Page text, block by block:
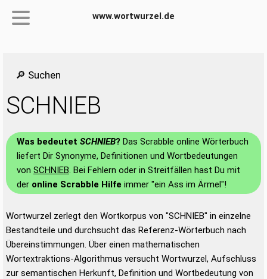
www.wortwurzel.de
🔎 Suchen
SCHNIEB
Was bedeutet SCHNIEB? Das Scrabble online Wörterbuch
liefert Dir Synonyme, Definitionen und Wortbedeutungen
von SCHNIEB. Bei Fehlern oder in Streitfällen hast Du mit
der online Scrabble Hilfe immer "ein Ass im Ärmel"!
Wortwurzel zerlegt den Wortkorpus von "SCHNIEB" in einzelne
Bestandteile und durchsucht das Referenz-Wörterbuch nach
Übereinstimmungen. Über einen mathematischen
Wortextraktions-Algorithmus versucht Wortwurzel, Aufschluss
zur semantischen Herkunft, Definition und Wortbedeutung von